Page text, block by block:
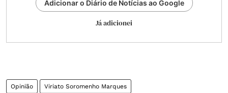
Adicionar o Diário de Notícias ao Google
Já adicionei
Opinião Viriato Soromenho Marques